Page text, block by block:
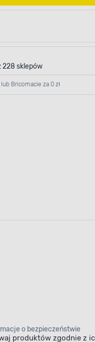
228 sklepów
Bricomacie za 0 zł
o bezpieczeństwie
produktów zgodnie z